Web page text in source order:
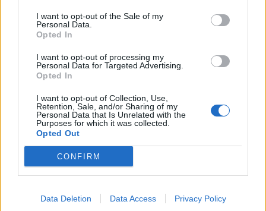
I want to opt-out of the Sale of my
Personal Data.
Opted In
I want to opt-out of processing my
Personal Data for Targeted Advertising.
Opted In
I want to opt-out of Collection, Use,
Retention, Sale, and/or Sharing of my
Personal Data that Is Unrelated with the
Purposes for which it was collected.
Opted Out
CONFIRM
Data Deletion Data Access Privacy Policy
LE MIGLIORI OFFERTE AMAZON